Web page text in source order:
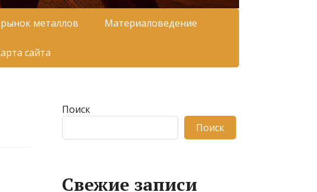
металлов Материаловедение
сайта
Поиск
Поиск
Свежие записи